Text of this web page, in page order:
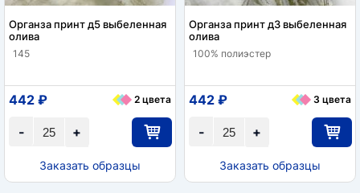
Органза принт д5 выбеленная
олива
145
+
-
442 ₽ 2 цвета
Заказать образцы
Органза принт д3 выбеленная
олива
100% полиэстер
+
-
442 ₽ 3 цвета
Заказать образцы